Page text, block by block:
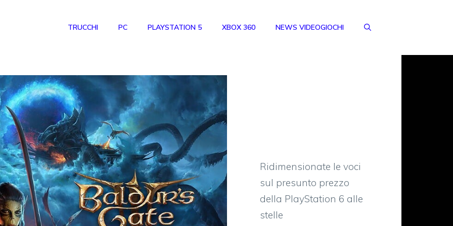
TRUCCHI PC PLAYSTATION 5 XBOX 360 NEWS VIDEOGIOCHI
Ridimensionate le voci
sul presunto prezzo
della PlayStation 6 alle
stelle